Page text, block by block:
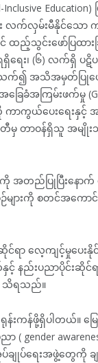
Inclusive
လက်လှမ်းမီနိုင်သော က
ထည့်သွင်းဖော်ပြထားခ
ရေး၊ (၆) လက်ရှိ ပ
တ်သက်၍ အသိအမှတ်ပြု
အခြေခံအကြမ်းဖက်မှု
းကို ကာကွယ်ပေးရေးနှ
တီမှ တာဝန်ရှိသူ အမျို
ကို အတည်ပြုပြီးနော
များကို စတင်အကော
ာဆိုင်ရာ လေ့ကျင့်မှုပ
နည်းပညာပိုင်းဆိုင်ရာ
သိရသည်။
ရုန်းကန်ဖို့ရှိပါတယ်။ မ
( gender
ချုပ်ရေးအဖွဲ့တွေကို ခ